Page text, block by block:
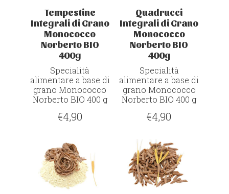
Tempestine
Integrali di Grano
Monococco
Norberto BIO
400g
Specialità
alimentare a base di
grano Monococco
Norberto BIO 400 g
€4,90
Quadrucci
Integrali di Grano
Monococco
Norberto BIO
400g
Specialità
alimentare a base di
grano Monococco
Norberto BIO 400 g
€4,90